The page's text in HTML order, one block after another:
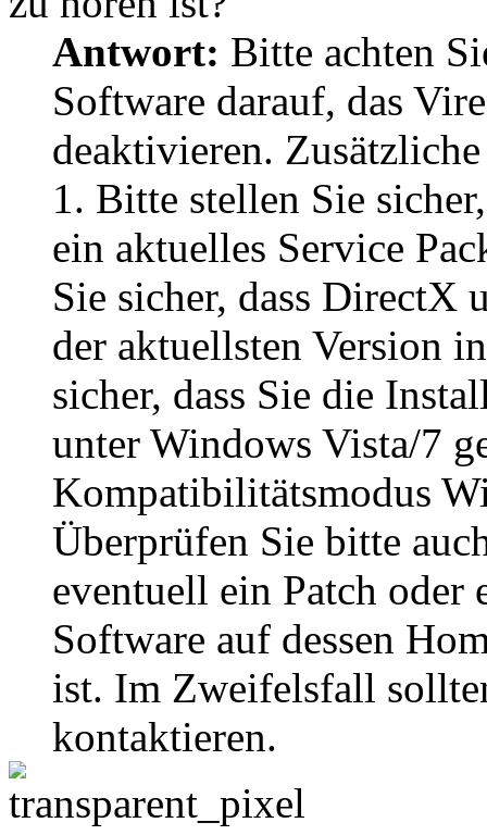
Antwort: Bitte achten
Software darauf, das
deaktivieren.
1. Bitte stellen Sie
ein aktuelles Service
Sie sicher, dass DirectX
der aktuellsten Version
sicher, dass Sie die
unter Windows Vista/7
Kompatibilitätsmodus
Überprüfen Sie bitte
eventuell ein Patch
Software auf dessen
ist. Im Zweifelsfall
kontaktieren.